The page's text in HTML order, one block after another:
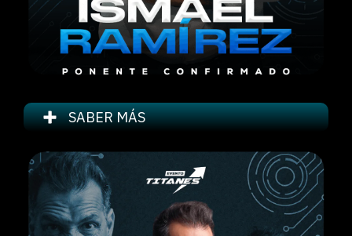
SABER MÁS